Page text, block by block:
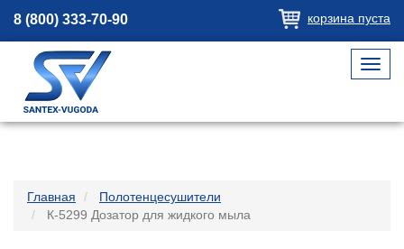
8 (800) 333-70-90 корзина пуста
Главная
Полотенцесушители
К-5299 Дозатор для жидкого мыла